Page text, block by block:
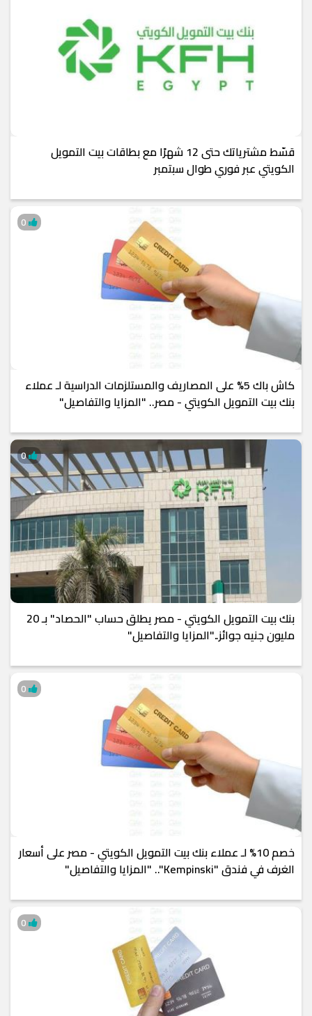
قسّط مشترياتك حتى 12 شهرًا مع بطاقات بيت التمويل
الكويتي عبر فوري طوال سبتمبر
كاش باك 5% على المصاريف والمستلزمات الدراسية لـ عملاء
بنك بيت التمويل الكويتي - مصر.. "المزايا والتفاصيل"
بنك بيت التمويل الكويتي - مصر يطلق حساب "الحصاد" بـ 20
مليون جنيه جوائز.."المزايا والتفاصيل"
0
خصم 10% لـ عملاء بنك بيت التمويل الكويتي - مصر على أسعار
الغرف في فندق "Kempinski".. "المزايا والتفاصيل"